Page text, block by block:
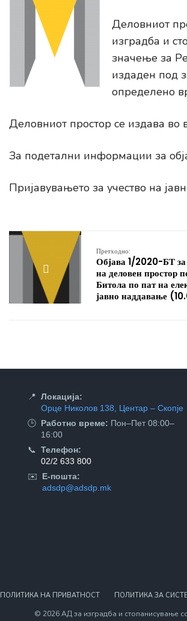
Деловниот
изградба и
значење за
издаден под
определено
Деловниот простор се издава во
За подетални информации за
Пријавувањето за учество на
Претходно:
Објава 1/2020-БТ
на деловен простор
Битола по пат на
јавно наддавање
📍 Локација:
Орце Николов 138, Центар – Скопје
🕒 Работно време: Пон–Пет 08:00–
16:00
📞 Телефон:
02/2 633 800
✉️
Е-пошта:
adsdp@adsdp.mk
ПОЛИТИКА НА ПРИВАТНОСТ ПОЛИТИКА ЗА
© 2026 АД за изградба и стопанисување